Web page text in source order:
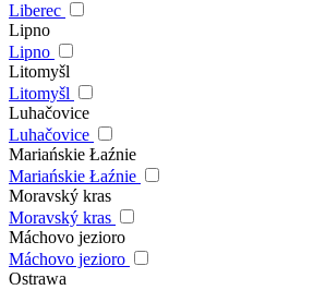
Liberec
Lipno
Lipno
Litomyšl
Litomyšl
Luhačovice
Luhačovice
Mariańskie Łaźnie
Mariańskie Łaźnie
Moravský kras
Moravský kras
Máchovo jezioro
Máchovo jezioro
Ostrawa